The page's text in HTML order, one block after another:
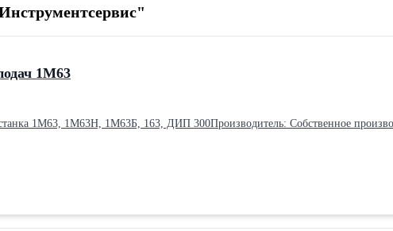
1М63
1М63, 1М63Н, 1М63Б, 163, ДИП 300Производитель: Собственное